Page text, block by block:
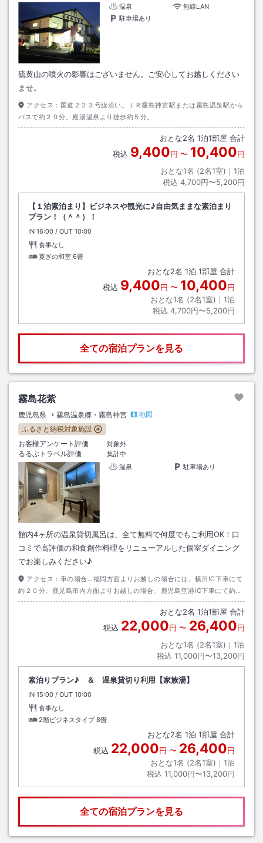
温泉
無線LAN
駐車場あり
硫黄山の噴火の影響はございません。ご安心してお越しください
ませ。
アクセス： 国道２２３号線沿い。ＪＲ霧島神宮駅または霧島温泉駅から
バスで約２０分。殿湯温泉より徒歩約５分。
おとな2名 1泊1部屋 合計
税込 9,400円 〜 10,400円
おとな1名 (2名1室)｜ 1泊
税込 4,700円〜5,200円
【１泊素泊まり】ビジネスや観光に♪自由気ままな素泊まり
プラン！（＾＾）！
IN チェックイン
16:00 / OUT チェックアウト
10:00
食事なし
寛ぎの和室 6畳
おとな2名 1泊 1部屋 合計
税込 9,400円 〜 10,400円
おとな1名 (2名1室)｜ 1泊
税込 4,700円〜5,200円
全ての宿泊プランを見る
霧島花紫
鹿児島県 霧島温泉郷・霧島神宮
地図
ふるさと納税対象施設
お客様アンケート評価
対象外
るるぶトラベル評価
集計中
温泉
駐車場あり
館内4ヶ所の温泉貸切風呂は、全て無料で何度でもご利用OK！口
コミで高評価の和食創作料理をリニューアルした個室ダイニング
でお楽しみください♪
アクセス： 車の場合…福岡方面よりお越しの場合には、横川IC下車にて
約２０分。鹿児島市内方面よりお越しの場合、鹿児島空港IC下車にて約２
５分。
おとな2名 1泊1部屋 合計
税込 22,000円 〜 26,400円
おとな1名 (2名1室)｜ 1泊
税込 11,000円〜13,200円
素泊りプラン♪ ＆ 温泉貸切り利用【家族湯】
IN チェックイン
15:00 / OUT チェックアウト
10:00
食事なし
2階ビジネスタイプ 8畳
おとな2名 1泊 1部屋 合計
税込 22,000円 〜 26,400円
おとな1名 (2名1室)｜ 1泊
税込 11,000円〜13,200円
全ての宿泊プランを見る